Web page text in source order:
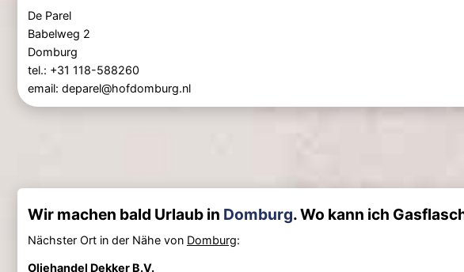
De Parel
Babelweg 2
Domburg
tel.: +31 118-588260
email: deparel@hofdomburg.nl
Wir machen bald Urlaub in Domburg. Wo kann ich
Nächster Ort in der Nähe von Domburg:
Oliehandel Dekker B.V.